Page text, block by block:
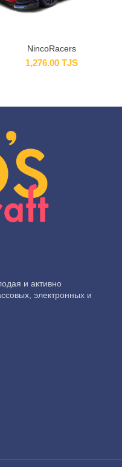
NincoRacers
1,276.00 TJS
и активно
электронных и